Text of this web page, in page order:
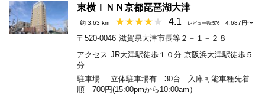
東横ＩＮＮ京都琵琶湖大津
約 3.63 km 4.1 レビュー数:576 4,687円〜
〒520-0046 滋賀県大津市長等２－１－２８
アクセス JR大津駅徒歩１０分 京阪浜大津駅徒歩５
分
駐車場
立体駐車場有 30台 入庫可能車種先着
順 700円(15:00pmから10:00am）